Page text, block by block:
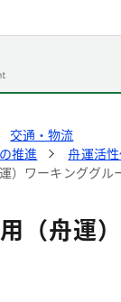
交通・物流
推進
舟運活
）ワーキンググル
（舟運